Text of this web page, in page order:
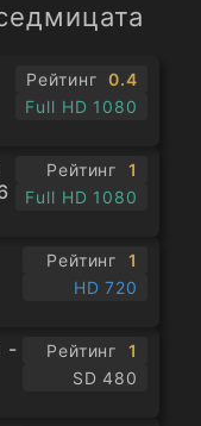
Рейтинг
0.4
Full HD 1080
Рейтинг
1
Full HD 1080
Рейтинг
1
HD 720
-
Рейтинг
1
SD 480